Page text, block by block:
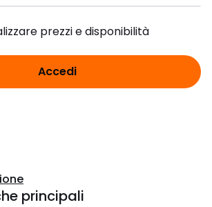
prezzi e disponibilità
Accedi
principali